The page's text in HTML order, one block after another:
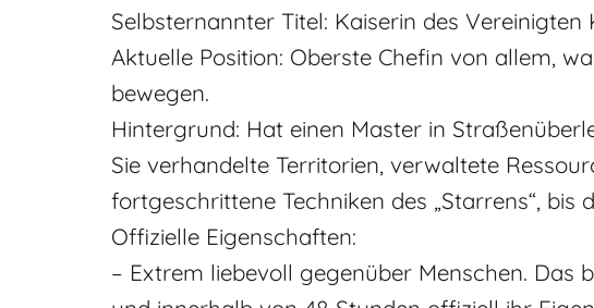
Selbsternannter Titel: Kaiserin des Vereinigten
Aktuelle Position: Oberste Chefin von allem,
bewegen.
Hintergrund: Hat einen Master in
Sie verhandelte Territorien, verwaltete
fortgeschrittene Techniken des „Starrens“, bis
Offizielle Eigenschaften:
– Extrem liebevoll gegenüber Menschen. Das